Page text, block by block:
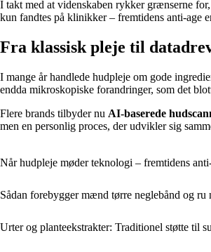
I takt med at videnskaben rykker grænserne
kun fandtes på klinikker – fremtidens anti-age
Fra klassisk pleje til
I mange år handlede hudpleje om gode
endda mikroskopiske forandringer, som det
Flere brands tilbyder nu AI-baserede
men en personlig proces, der udvikler sig
Når hudpleje møder teknologi – fremtidens
Sådan forebygger mænd tørre neglebånd og ru
Urter og planteekstrakter: Traditionel støtte til